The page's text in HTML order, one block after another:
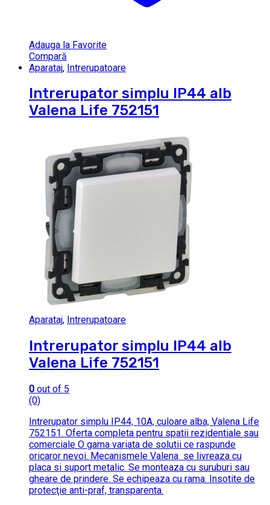
Adauga la Favorite
Compară
Aparataj, Intrerupatoare
Intrerupator simplu IP44 alb
Valena Life 752151
Aparataj, Intrerupatoare
Intrerupator simplu IP44 alb
Valena Life 752151
0 out of 5
(0)
Intrerupator simplu IP44, 10A, culoare alba, Valena Life
752151. Oferta completa pentru spatii rezidentiale sau
comerciale O gama variata de solutii ce raspunde
oricaror nevoi. Mecanismele Valena se livreaza cu
placa si suport metalic. Se monteaza cu suruburi sau
gheare de prindere. Se echipeaza cu rama. Insotite de
protecţie anti-praf, transparenta.